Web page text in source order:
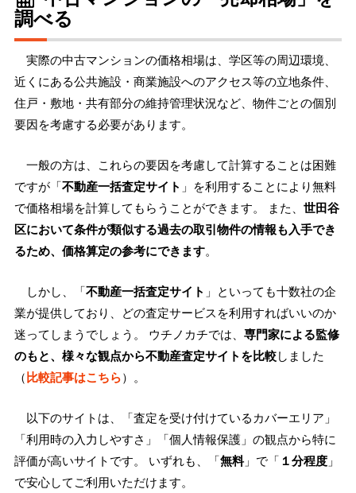
調べる
実際の中古マンションの価格相場は、学区等の周辺環境、
近くにある公共施設・商業施設へのアクセス等の立地条件、
住戸・敷地・共有部分の維持管理状況など、物件ごとの個別
要因を考慮する必要があります。
一般の方は、これらの要因を考慮して計算することは困難
ですが「不動産一括査定サイト 」を利用することにより無料
で価格相場を計算してもらうことができます。 また、 世田谷
区において条件が類似する過去の取引物件の情報も入手でき
るため、価格算定の参考にできます。
しかし、「不動産一括査定サイト 」といっても十数社の企
業が提供しており、どの査定サービスを利用すればいいのか
迷ってしまうでしょう。 ウチノカチでは、 専門家による監修
のもと、様々な観点から不動産査定サイトを比較しました
（比較記事はこちら）。
以下のサイトは、「査定を受け付けているカバーエリア」
「利用時の入力しやすさ」「個人情報保護」の観点から特に
評価が高いサイトです。 いずれも、「無料」で「 １分程度 」
で安心してご利用いただけます。